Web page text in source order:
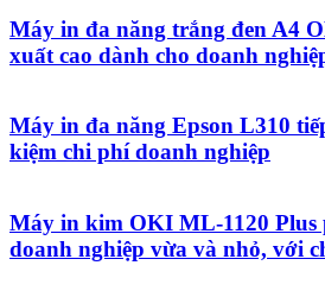
Máy in đa năng trắng đen A4
xuất cao dành cho doanh
Máy in đa năng Epson L310
kiệm chi phí doanh nghiệp
Máy in kim OKI ML-1120 Plus
doanh nghiệp vừa và nhỏ, với